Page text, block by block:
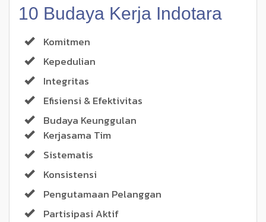
10 Budaya Kerja Indotara
Komitmen
Kepedulian
Integritas
Efisiensi & Efektivitas
Budaya Keunggulan
Kerjasama Tim
Sistematis
Konsistensi
Pengutamaan Pelanggan
Partisipasi Aktif